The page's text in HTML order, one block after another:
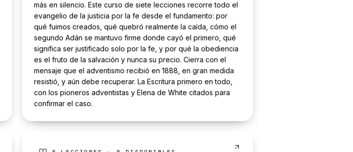
más en silencio. Este curso de siete lecciones recorre todo el
evangelio de la justicia por la fe desde el fundamento: por
qué fuimos creados, qué quebró realmente la caída, cómo el
segundo Adán se mantuvo firme donde cayó el primero, qué
significa ser justificado solo por la fe, y por qué la obediencia
es el fruto de la salvación y nunca su precio. Cierra con el
mensaje que el adventismo recibió en 1888, en gran medida
resistió, y aún debe recuperar. La Escritura primero en todo,
con los pioneros adventistas y Elena de White citados para
confirmar el caso.